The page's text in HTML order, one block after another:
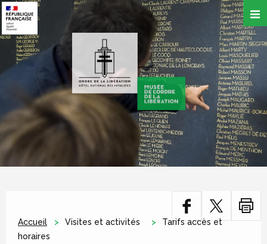
Aller
contenu
principal
Accueil Visites et activités
Tarifs accès et
horaires